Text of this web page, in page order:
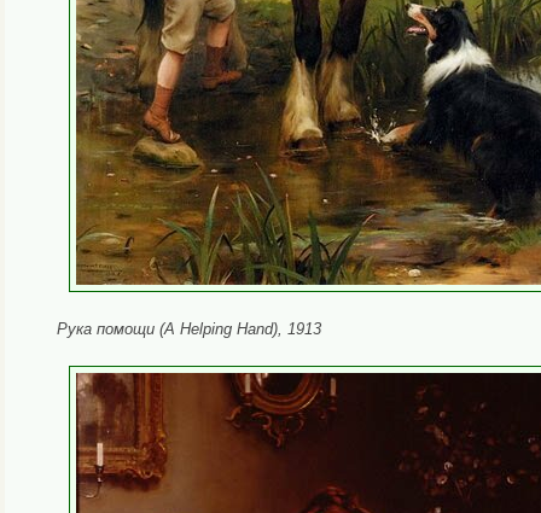
Рука помощи (A Helping Hand), 1913